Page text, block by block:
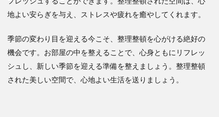
地よい安らぎを与え、ストレスや疲れを癒やしてくれます。
季節の変わり目を迎える今こそ、整理整頓を心がける絶好の
機会です。お部屋の中を整えることで、心身ともにリフレッ
シュし、新しい季節を迎える準備を整えましょう。整理整頓
された美しい空間で、心地よい生活を送りましょう。